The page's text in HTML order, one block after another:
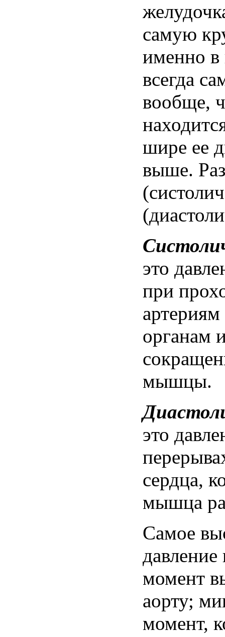
самую
именно
всегда
вообще,
шире ее
выше.
это
при
органам
мышцы.
это
сердца,
мышца
Самое
давление
момент
аорту;
момент,